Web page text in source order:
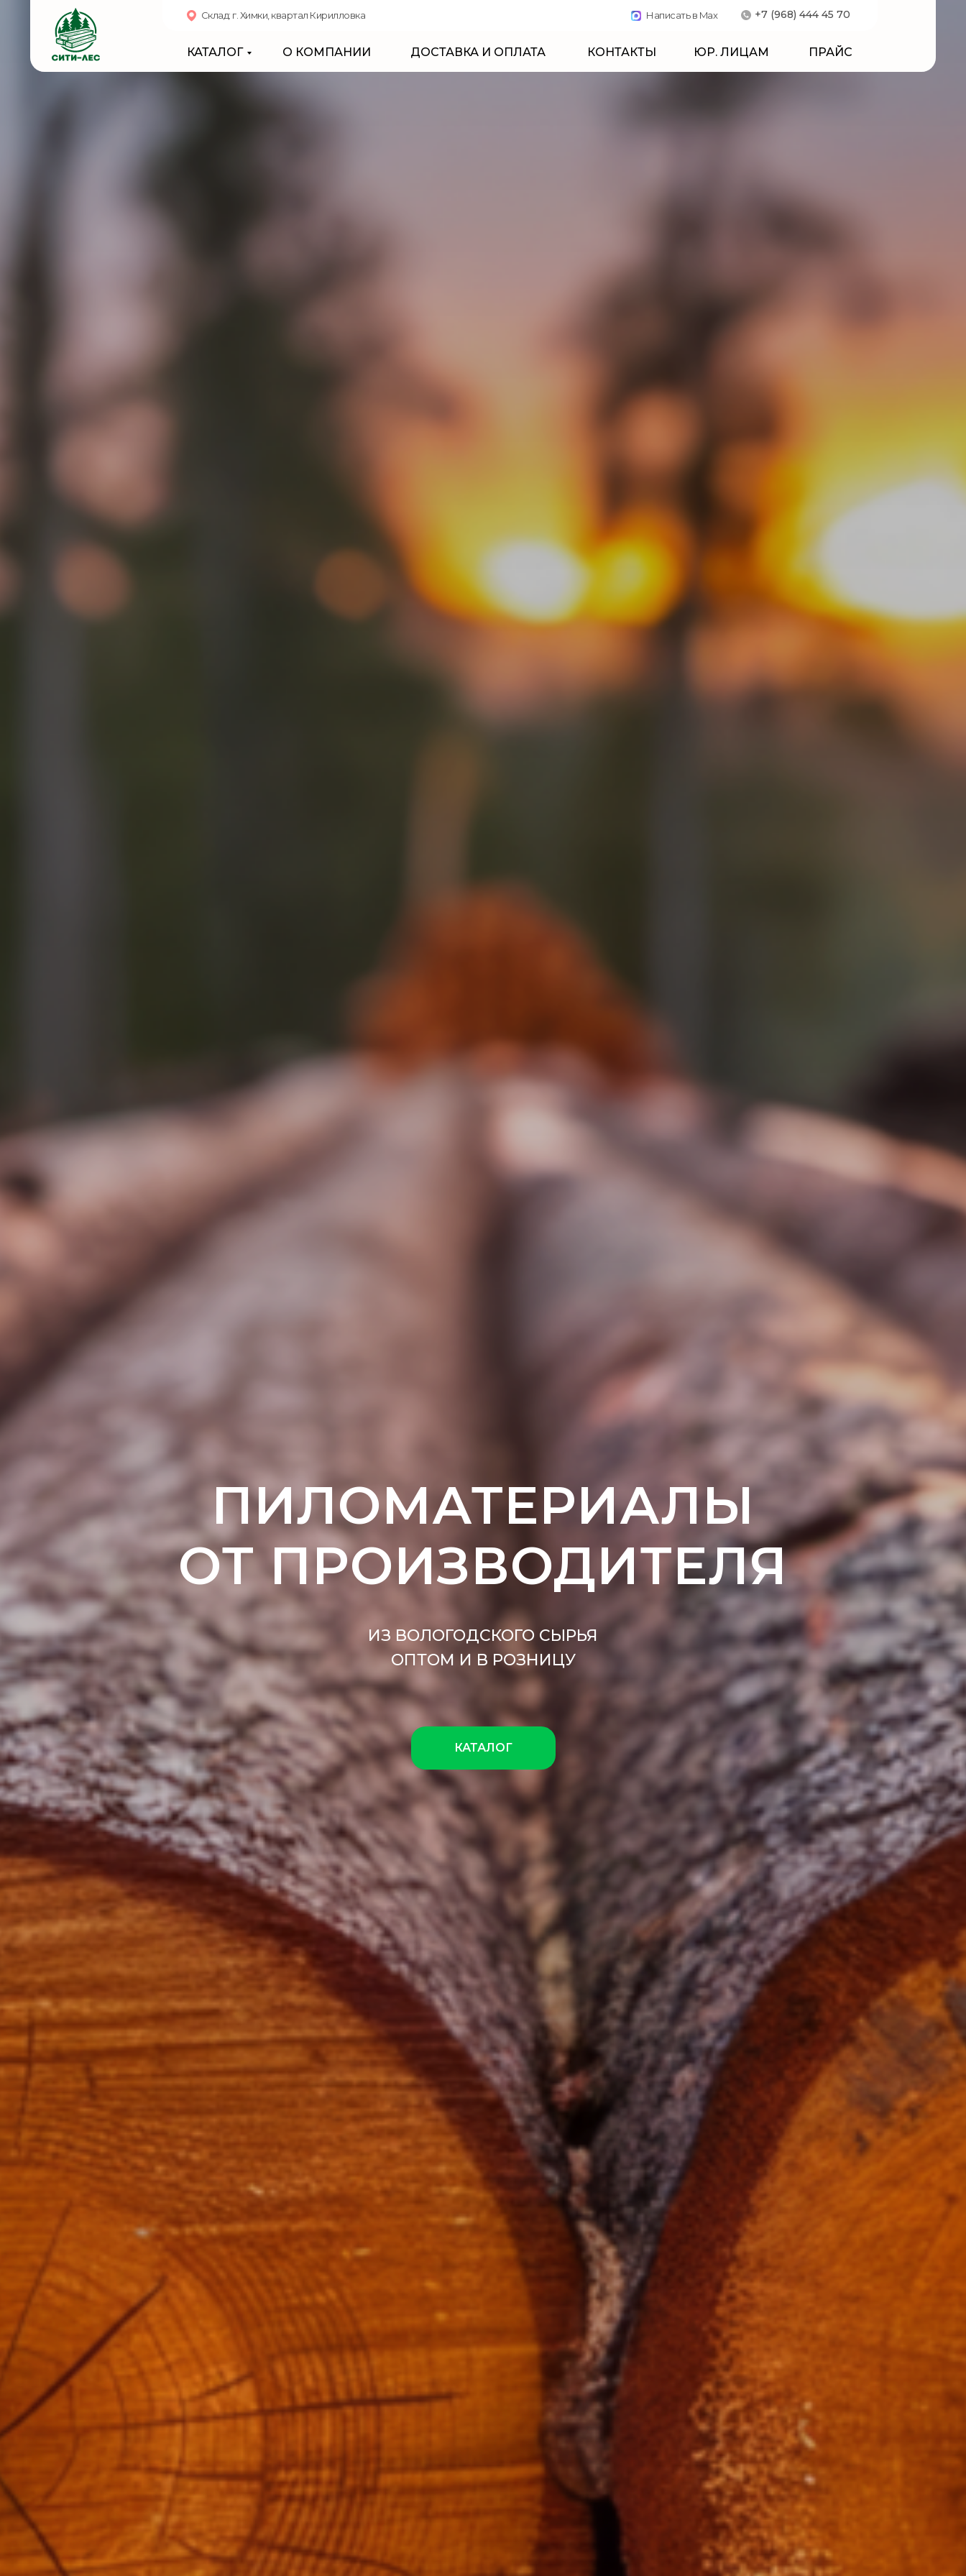
О КОМПАНИИ ДОСТАВКА И ОПЛАТА
КАТАЛОГ КОНТАКТЫ ЮР. ЛИЦАМ ПРАЙС
Склад: г. Химки, квартал Кирилловка Написать в Max +7 (968) 444 45 70
ПИЛОМАТЕРИАЛЫ
ОТ ПРОИЗВОДИТЕЛЯ
ИЗ ВОЛОГОДСКОГО СЫРЬЯ
ОПТОМ И В РОЗНИЦУ
КАТАЛОГ